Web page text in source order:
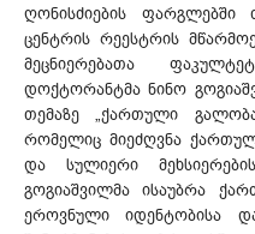
ღონისძიების
ცენტრის რეესტრის
მეცნიერებათა
დოქტორანტმა ნინო
თემაზე „ქართული
რომელიც მიეძღვნა
და სულიერი
გოგიაშვილმა ისაუბრა
ეროვნული იდენტობისა